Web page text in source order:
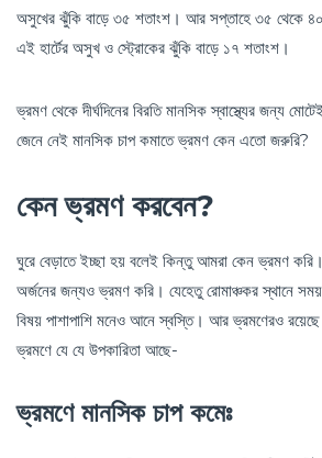
অসুখের ঝুঁকি বাড়ে ৩৫ শতাংশ। আর সপ্তাহে ৩৫ থেকে ৪০
এই হার্টের অসুখ ও স্ট্রোকের ঝুঁকি বাড়ে ১৭ শতাংশ।
ভ্রমণ থেকে দীর্ঘদিনের বিরতি মানসিক স্বাস্থ্যের জন্য
জেনে নেই মানসিক চাপ কমাতে ভ্রমণ কেন এতো জরুরি?
কেন ভ্রমণ করবেন?
ঘুরে বেড়াতে ইচ্ছা হয় বলেই কিন্তু আমরা কেন ভ্রমণ
অর্জনের জন্যও ভ্রমণ করি। যেহেতু রোমাঞ্চকর স্থানে
বিষয় পাশাপাশি মনেও আনে স্বস্তি। আর ভ্রমণেরও রয়েছে
ভ্রমণে যে যে উপকারিতা আছে-
ভ্রমণে মানসিক চাপ কমেঃ